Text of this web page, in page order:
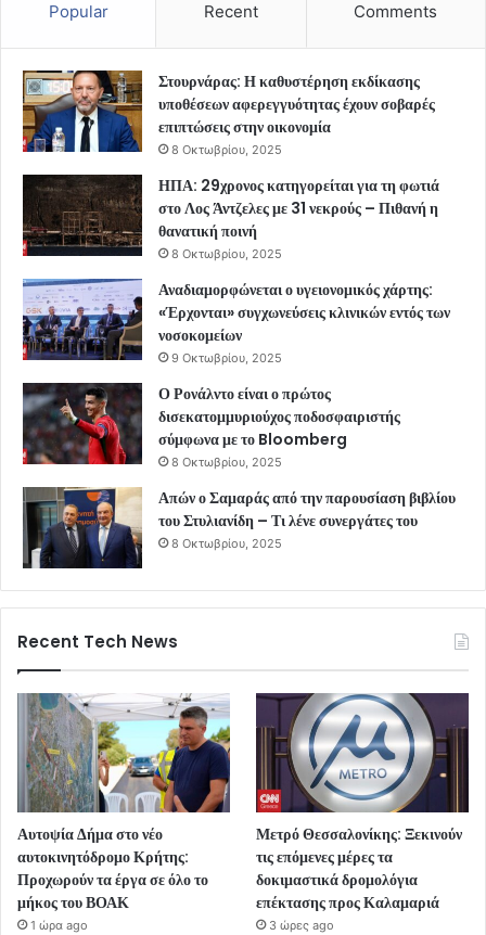
Popular Recent Comments
Στουρνάρας: Η καθυστέρηση εκδίκασης
υποθέσεων αφερεγγυότητας έχουν σοβαρές
επιπτώσεις στην οικονομία
8 Οκτωβρίου, 2025
ΗΠΑ: 29χρονος κατηγορείται για τη φωτιά
στο Λος Άντζελες με 31 νεκρούς – Πιθανή η
θανατική ποινή
8 Οκτωβρίου, 2025
Αναδιαμορφώνεται ο υγειονομικός χάρτης:
«Έρχονται» συγχωνεύσεις κλινικών εντός των
νοσοκομείων
9 Οκτωβρίου, 2025
Ο Ρονάλντο είναι ο πρώτος
δισεκατομμυριούχος ποδοσφαιριστής
σύμφωνα με το Bloomberg
8 Οκτωβρίου, 2025
Απών ο Σαμαράς από την παρουσίαση βιβλίου
του Στυλιανίδη – Τι λένε συνεργάτες του
8 Οκτωβρίου, 2025
Recent Tech News
Αυτοψία Δήμα στο νέο
αυτοκινητόδρομο Κρήτης:
Προχωρούν τα έργα σε όλο το
μήκος του ΒΟΑΚ
1 ώρα ago
Μετρό Θεσσαλονίκης: Ξεκινούν
τις επόμενες μέρες τα
δοκιμαστικά δρομολόγια
επέκτασης προς Καλαμαριά
3 ώρες ago